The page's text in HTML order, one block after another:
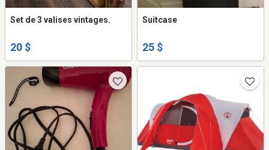
Set de 3 valises vintages.
20 $
Suitcase
25 $